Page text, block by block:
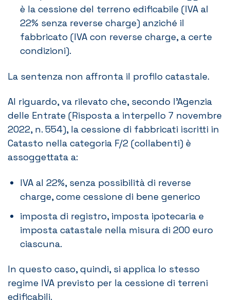
è la cessione del terreno edificabile (IVA al
22% senza reverse charge) anziché il
fabbricato (IVA con reverse charge, a certe
condizioni).
La sentenza non affronta il profilo catastale.
Al riguardo, va rilevato che, secondo l’Agenzia
delle Entrate (Risposta a interpello 7 novembre
2022, n. 554), la cessione di fabbricati iscritti in
Catasto nella categoria F/2 (collabenti) è
assoggettata a:
IVA al 22%, senza possibilità di reverse
charge, come cessione di bene generico
imposta di registro, imposta ipotecaria e
imposta catastale nella misura di 200 euro
ciascuna.
In questo caso, quindi, si applica lo stesso
regime IVA previsto per la cessione di terreni
edificabili.